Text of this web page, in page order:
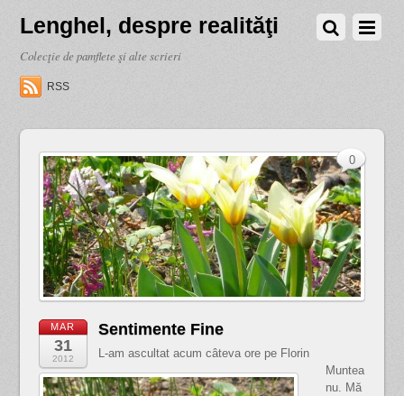
Lenghel, despre realităţi
Colecţie de pamflete şi alte scrieri
RSS
MAR
31
2012
Sentimente Fine
L-am ascultat acum câteva ore pe Florin
Muntea
nu. Mă
0